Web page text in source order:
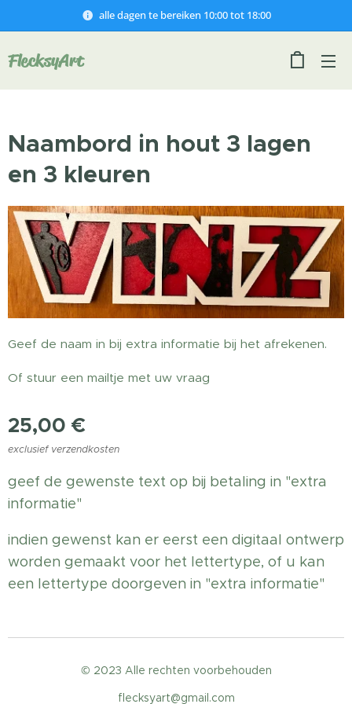
alle dagen te bereiken 10:00 tot 18:00
FlecksyArt
Naambord in hout 3 lagen
en 3 kleuren
Geef de naam in bij extra informatie bij het afrekenen.
Of stuur een mailtje met uw vraag
25,00 €
exclusief verzendkosten
geef de gewenste text op bij betaling in "extra
informatie"
indien gewenst kan er eerst een digitaal ontwerp
worden gemaakt voor het lettertype, of u kan
een lettertype doorgeven in "extra informatie"
© 2023 Alle rechten voorbehouden
flecksyart@gmail.com